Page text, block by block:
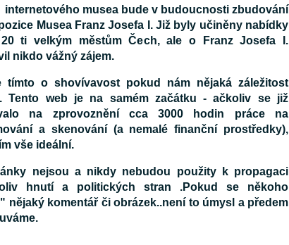
internetového musea bude v budoucnosti zbudování
Musea Franz Josefa I.Již byly učiněny nabídky
ti velkým městům Čech, ale o Franz Josefa I.
nikdo vážný zájem.
tímto o shovívavost pokud nám nějaká záležitost
Tento web je na samém začátku - ačkoliv se již
na zprovoznění cca 3000 hodin práce na
a skenování (a nemalé finanční prostředky),
vše ideální.
nejsou a nikdy nebudou použity k propagaci
hnutí a politických stran .Pokud se někoho
nějaký komentář či obrázek..není to úmysl a předem